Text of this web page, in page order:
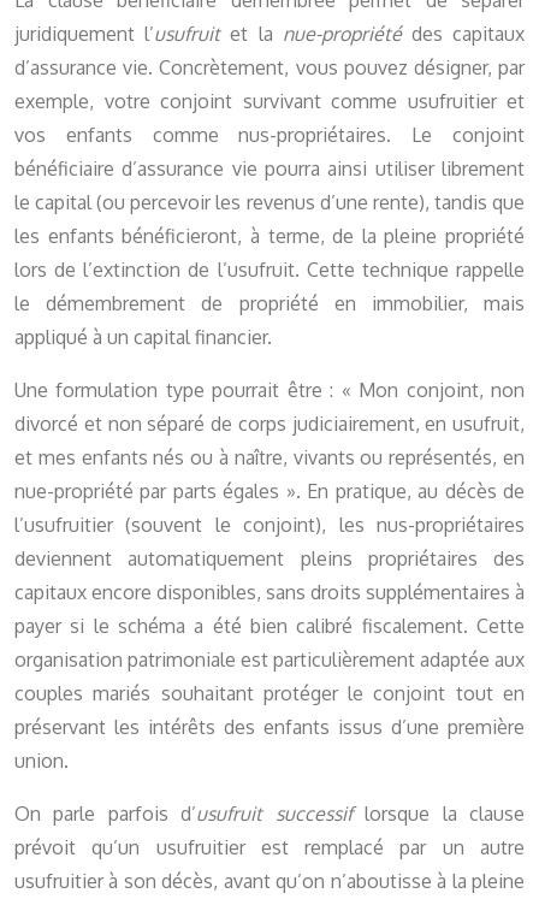
juridiquement l’usufruitet la nue-propriétédes capitaux
d’assurance vie. Concrètement, vous pouvez désigner, par
exemple, votre conjoint survivant comme usufruitier et
vos enfants comme nus-propriétaires. Le conjoint
bénéficiaire d’assurance vie pourra ainsi utiliser librement
le capital (ou percevoir les revenus d’une rente), tandis que
les enfants bénéficieront, à terme, de la pleine propriété
lors de l’extinction de l’usufruit. Cette technique rappelle
le démembrement de propriété en immobilier, mais
appliqué à un capital financier.
Une formulation type pourrait être : « Mon conjoint, non
divorcé et non séparé de corps judiciairement, en usufruit,
et mes enfants nés ou à naître, vivants ou représentés, en
nue-propriété par parts égales ». En pratique, au décès de
l’usufruitier (souvent le conjoint), les nus-propriétaires
deviennent automatiquement pleins propriétaires des
capitaux encore disponibles, sans droits supplémentaires à
payer si le schéma a été bien calibré fiscalement. Cette
organisation patrimoniale est particulièrement adaptée aux
couples mariés souhaitant protéger le conjoint tout en
préservant les intérêts des enfants issus d’une première
union.
On parle parfois d’usufruit successiflorsque la clause
prévoit qu’un usufruitier est remplacé par un autre
usufruitier à son décès, avant qu’on n’aboutisse à la pleine